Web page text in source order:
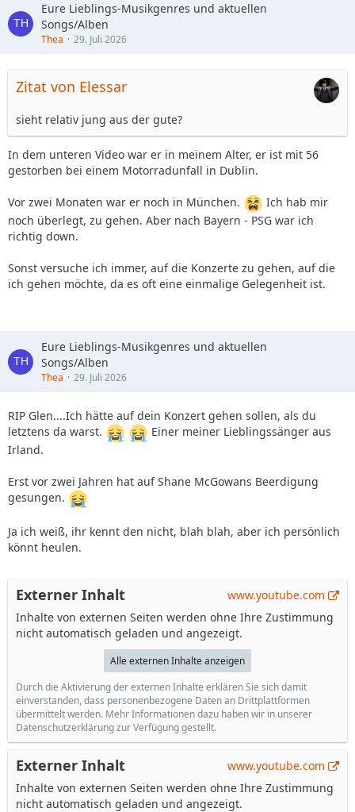
Eure Lieblings-Musikgenres und aktuellen
Songs/Alben
Thea 29. Juli 2026
Zitat von Elessar
sieht relativ jung aus der gute?
In dem unteren Video war er in meinem Alter, er ist mit 56
gestorben bei einem Motorradunfall in Dublin.
Vor zwei Monaten war er noch in München.
Ich hab mir
noch überlegt, zu gehen. Aber nach Bayern - PSG war ich
richtig down.
Sonst versuche ich immer, auf die Konzerte zu gehen, auf die
ich gehen möchte, da es oft eine einmalige Gelegenheit ist.
Eure Lieblings-Musikgenres und aktuellen
Songs/Alben
Thea 29. Juli 2026
RIP Glen....Ich hätte auf dein Konzert gehen sollen, als du
letztens da warst.
Einer meiner Lieblingssänger aus
Irland.
Erst vor zwei Jahren hat auf Shane McGowans Beerdigung
gesungen.
Ja ich weiß, ihr kennt den nicht, blah blah, aber ich persönlich
könnt heulen.
Externer Inhalt
www.youtube.com
Inhalte von externen Seiten werden ohne Ihre Zustimmung
nicht automatisch geladen und angezeigt.
Alle externen Inhalte anzeigen
Durch die Aktivierung der externen Inhalte erklären Sie sich damit
einverstanden, dass personenbezogene Daten an Drittplattformen
übermittelt werden. Mehr Informationen dazu haben wir in unserer
Datenschutzerklärung zur Verfügung gestellt.
Externer Inhalt
www.youtube.com
Inhalte von externen Seiten werden ohne Ihre Zustimmung
nicht automatisch geladen und angezeigt.